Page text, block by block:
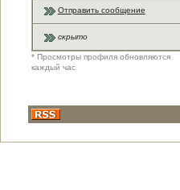
Отправить сообщение
скрыто
* Просмотры профиля обновляются
каждый час